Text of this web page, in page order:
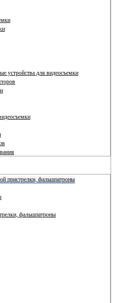
устройства для видеосъемки
пристрелки, фальшпатроны
фальшпатроны